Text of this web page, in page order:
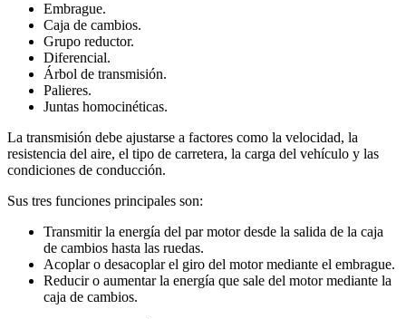
Embrague.
Caja de cambios.
Grupo reductor.
Diferencial.
Árbol de transmisión.
Palieres.
Juntas homocinéticas.
La transmisión debe ajustarse a factores como la velocidad, la
resistencia del aire, el tipo de carretera, la carga del vehículo y las
condiciones de conducción.
Sus tres funciones principales son:
Transmitir la energía del par motor desde la salida de la caja
de cambios hasta las ruedas.
Acoplar o desacoplar el giro del motor mediante el embrague.
Reducir o aumentar la energía que sale del motor mediante la
caja de cambios.